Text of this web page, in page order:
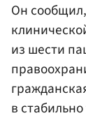
Он
из шести
в